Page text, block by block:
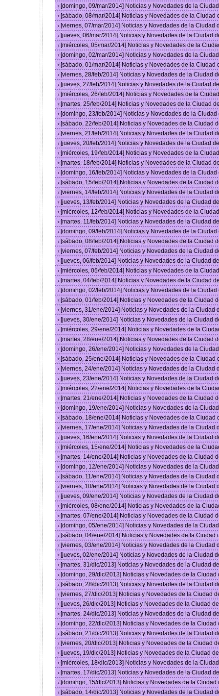
› [domingo, 09/mar/2014] Noticias y Novedades de la
› [sábado, 08/mar/2014] Noticias y Novedades de la Ciudad
› [viernes, 07/mar/2014] Noticias y Novedades de la Ciudad
› [jueves, 06/mar/2014] Noticias y Novedades de la Ciudad
› [miércoles, 05/mar/2014] Noticias y Novedades de la
› [domingo, 02/mar/2014] Noticias y Novedades de la
› [sábado, 01/mar/2014] Noticias y Novedades de la Ciudad
› [viernes, 28/feb/2014] Noticias y Novedades de la Ciudad
› [jueves, 27/feb/2014] Noticias y Novedades de la Ciudad
› [miércoles, 26/feb/2014] Noticias y Novedades de la
› [martes, 25/feb/2014] Noticias y Novedades de la Ciudad
› [domingo, 23/feb/2014] Noticias y Novedades de la
› [sábado, 22/feb/2014] Noticias y Novedades de la Ciudad
› [viernes, 21/feb/2014] Noticias y Novedades de la Ciudad
› [jueves, 20/feb/2014] Noticias y Novedades de la Ciudad
› [miércoles, 19/feb/2014] Noticias y Novedades de la
› [martes, 18/feb/2014] Noticias y Novedades de la Ciudad
› [domingo, 16/feb/2014] Noticias y Novedades de la
› [sábado, 15/feb/2014] Noticias y Novedades de la Ciudad
› [viernes, 14/feb/2014] Noticias y Novedades de la Ciudad
› [jueves, 13/feb/2014] Noticias y Novedades de la Ciudad
› [miércoles, 12/feb/2014] Noticias y Novedades de la
› [martes, 11/feb/2014] Noticias y Novedades de la Ciudad
› [domingo, 09/feb/2014] Noticias y Novedades de la
› [sábado, 08/feb/2014] Noticias y Novedades de la Ciudad
› [viernes, 07/feb/2014] Noticias y Novedades de la Ciudad
› [jueves, 06/feb/2014] Noticias y Novedades de la Ciudad
› [miércoles, 05/feb/2014] Noticias y Novedades de la
› [martes, 04/feb/2014] Noticias y Novedades de la Ciudad
› [domingo, 02/feb/2014] Noticias y Novedades de la
› [sábado, 01/feb/2014] Noticias y Novedades de la Ciudad
› [viernes, 31/ene/2014] Noticias y Novedades de la Ciudad
› [jueves, 30/ene/2014] Noticias y Novedades de la Ciudad
› [miércoles, 29/ene/2014] Noticias y Novedades de la
› [martes, 28/ene/2014] Noticias y Novedades de la Ciudad
› [domingo, 26/ene/2014] Noticias y Novedades de la
› [sábado, 25/ene/2014] Noticias y Novedades de la Ciudad
› [viernes, 24/ene/2014] Noticias y Novedades de la Ciudad
› [jueves, 23/ene/2014] Noticias y Novedades de la Ciudad
› [miércoles, 22/ene/2014] Noticias y Novedades de la
› [martes, 21/ene/2014] Noticias y Novedades de la Ciudad
› [domingo, 19/ene/2014] Noticias y Novedades de la
› [sábado, 18/ene/2014] Noticias y Novedades de la Ciudad
› [viernes, 17/ene/2014] Noticias y Novedades de la Ciudad
› [jueves, 16/ene/2014] Noticias y Novedades de la Ciudad
› [miércoles, 15/ene/2014] Noticias y Novedades de la
› [martes, 14/ene/2014] Noticias y Novedades de la Ciudad
› [domingo, 12/ene/2014] Noticias y Novedades de la
› [sábado, 11/ene/2014] Noticias y Novedades de la Ciudad
› [viernes, 10/ene/2014] Noticias y Novedades de la Ciudad
› [jueves, 09/ene/2014] Noticias y Novedades de la Ciudad
› [miércoles, 08/ene/2014] Noticias y Novedades de la
› [martes, 07/ene/2014] Noticias y Novedades de la Ciudad
› [domingo, 05/ene/2014] Noticias y Novedades de la
› [sábado, 04/ene/2014] Noticias y Novedades de la Ciudad
› [viernes, 03/ene/2014] Noticias y Novedades de la Ciudad
› [jueves, 02/ene/2014] Noticias y Novedades de la Ciudad
› [martes, 31/dic/2013] Noticias y Novedades de la Ciudad
› [domingo, 29/dic/2013] Noticias y Novedades de la
› [sábado, 28/dic/2013] Noticias y Novedades de la Ciudad
› [viernes, 27/dic/2013] Noticias y Novedades de la Ciudad
› [jueves, 26/dic/2013] Noticias y Novedades de la Ciudad
› [martes, 24/dic/2013] Noticias y Novedades de la Ciudad
› [domingo, 22/dic/2013] Noticias y Novedades de la
› [sábado, 21/dic/2013] Noticias y Novedades de la Ciudad
› [viernes, 20/dic/2013] Noticias y Novedades de la Ciudad
› [jueves, 19/dic/2013] Noticias y Novedades de la Ciudad
› [miércoles, 18/dic/2013] Noticias y Novedades de la
› [martes, 17/dic/2013] Noticias y Novedades de la Ciudad
› [domingo, 15/dic/2013] Noticias y Novedades de la
› [sábado, 14/dic/2013] Noticias y Novedades de la Ciudad